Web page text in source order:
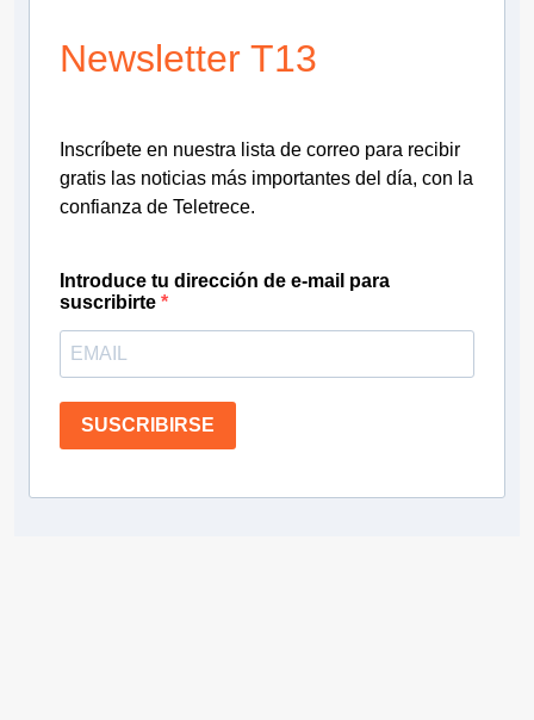
Newsletter T13
Inscríbete en nuestra lista de correo para recibir
gratis las noticias más importantes del día, con la
confianza de Teletrece.
Introduce tu dirección de e-mail para
suscribirte
SUSCRIBIRSE